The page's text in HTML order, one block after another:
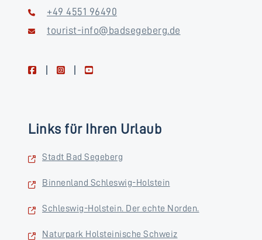
+49 4551 96490
tourist-info@badsegeberg.de
facebookinstagramyoutube
Links für Ihren Urlaub
Stadt Bad Segeberg
Binnenland Schleswig-Holstein
Schleswig-Holstein. Der echte Norden.
Naturpark Holsteinische Schweiz